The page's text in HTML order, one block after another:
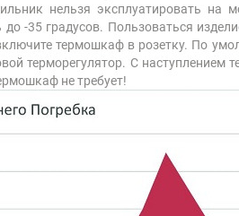
нельзя эксплуатировать на
-35 градусов. Пользоваться
термошкаф в розетку. По
терморегулятор. С наступлением
не требует!